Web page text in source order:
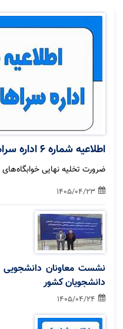
اطلاعیه شماره 6 اداره سراهای دانشجویی 23 تیر ۱۴۰۵
ضرورت تخلیه نهایی خوابگاه‌های
1405/04/23
نشست معاونان دانشجویی
دانشجویان کشور
1405/04/24